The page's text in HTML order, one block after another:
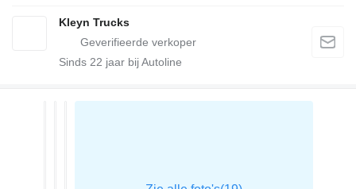
Kleyn Trucks
Sinds 22 jaar bij Autoline